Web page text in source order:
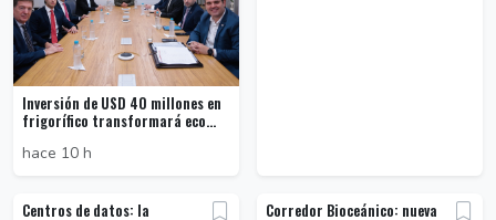
Inversión de USD 40 millones en
frigorífico transformará eco...
hace 10 h
Centros de datos: la
Corredor Bioceánico: nueva